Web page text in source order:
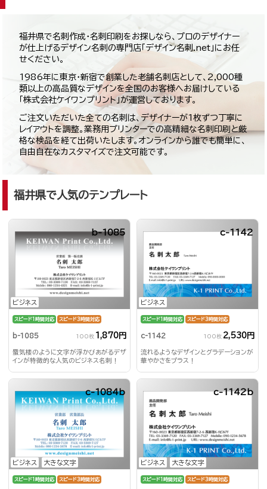
福井県で名刺作成・名刺印刷をお探しなら、プロのデザイナー
が仕上げるデザイン名刺の専門店「デザイン名刺.net」にお任
せください。
1986年に東京・新宿で創業した老舗名刺店として、2,000種
類以上の高品質なデザインを全国のお客様へお届けしている
「株式会社ケイワンプリント」が運営しております。
ご注文いただいた全ての名刺は、デザイナーが1枚ずつ丁寧に
レイアウトを調整。業務用プリンターでの高精細な名刺印刷と厳
格な検品を経て出荷いたします。オンラインから誰でも簡単に、
自由自在なカスタマイズで注文可能です。
福井県で人気のテンプレート
ビジネス
b-1085
スピード1時間対応 スピード3時間対応
b-1085 100枚 1,870円
蜃気楼のように文字が浮かびあがるデザ
インが特徴的な人気のビジネス名刺！
ビジネス
c-1142
スピード1時間対応 スピード3時間対応
c-1142 100枚 2,530円
流れるようなデザインとグラデーションが
華やかさをプラス！
ビジネス 大きな文字
c-1084b
スピード1時間対応 スピード3時間対応
ビジネス 大きな文字
c-1142b
スピード1時間対応 スピード3時間対応